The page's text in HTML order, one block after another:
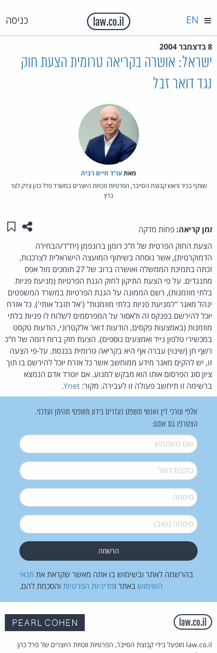
כניסה EN
8 בדצמבר 2004
ישראל: אושרה בקריאה טרומית הצעת חוק
נגד דואר זבל
מאת‏עו"ד חיים רביה
שותף בכיר וראש קבוצת הסייבר, הפרטיות וזכויות היוצרים במשרד פרל כהן צדק לצר
ברץ
זמן קריאה: פחות מדקה שתפו
הצעת החוק הפרטית של ח"כ רומןן ברונפמן (יח"ד/הבחירה
הדמוקרטית), אשר נוסחה בשיתוף המועצה הישראלית לצרכנות,
זכתה בתמיכת הממשלה ואושרה ברוב של 27 תומכים מול אפס
מתנגדים. על פי הצעת התיקון לחוק הגנת הפרטיות (מניעת פניות
בלתי מוזמנות), רשם הממונה על הגנת הפרטיות במשרד המשפטים
ינהל מאגר "למניעת פניות בלתי מוזמנות" ('אל תזבל אותי'). כל אזרח
יוכל להירשם בפנקס זה ולאסור על המפרסמים לשלוח לו פניות בלתי
מוזמנות (באמצעות פקסים, הודעות דואר אלקטרוני, הודעות טקסט
במכשירי טלפון נייד ואמצעים נוספים). הצעת חוק ברוח דומה של ח"כ
רשף חן (שינוי) עברה אף היא בקריאה טרומית בכנסת. על-פי הצעה
זו, יש להקים מאגר מידע ממוחשב אשר כל אזרח יוכל להירשם בו תוך
ציון סוג הפרסום אותו הוא מבקש למנוע. אם יוטרד אדם הנמצא
ברשימה זו תיחשב פעולה זו לעבירה. מקור: Ynet
.
אלפי עורכי דין ואנשי משפט נעזרים בידע משפטי מהימן ועדכני.
הצטרפו גם אתם:
שם משתמש*
דואל*
סיסמה*
סיסמה (שוב)*
בהרשמה לאתר ובשימוש בו אתה מאשר שקראת את תנאי
השימוש באתר ומדיניות הפרטיות והסכמת להם.
law.co.il מופעל בידי קבוצת הסייבר, הפרטיות וזכויות היוצרים של פרל כהן